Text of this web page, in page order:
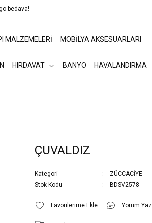
bedava!
MALZEMELERİ MOBİLYA AKSESUARLARI
HIRDAVAT BANYO HAVALANDIRMA
ÇUVALDIZ
Kategori
ZÜCCACİYE
Stok Kodu
BDSV2578
Yorum Yaz